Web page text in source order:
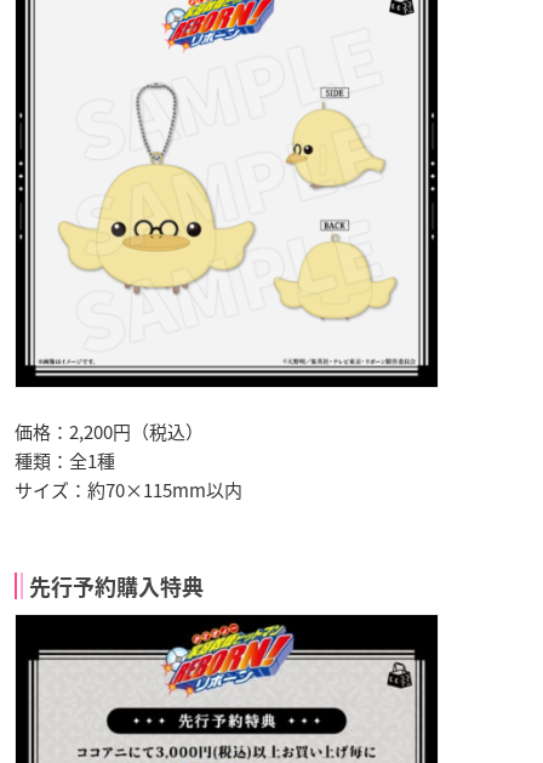
価格：2,200円（税込）
種類：全1種
サイズ：約70×115mm以内
先行予約購入特典